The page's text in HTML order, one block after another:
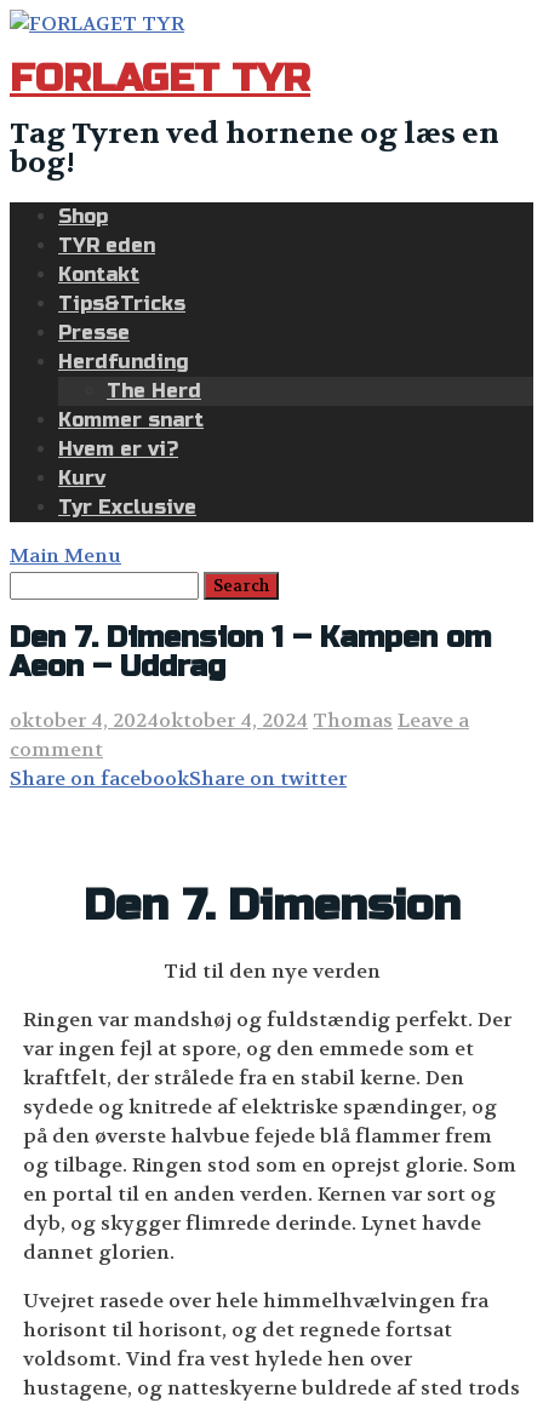
Skip
content
FORLAGET TYR
Tag Tyren ved hornene og læs en
bog!
Shop
TYR eden
Kontakt
Tips&Tricks
Presse
Herdfunding
The Herd
Kommer snart
Hvem er vi?
Kurv
Tyr Exclusive
Main Menu
Den 7. Dimension 1 – Kampen om
Aeon – Uddrag
oktober 4, 2024oktober 4, 2024 Thomas Leave a
comment
Share on facebookShare on twitter
Den 7. Dimension
Tid til den nye verden
Ringen var mandshøj og fuldstændig perfekt. Der
var ingen fejl at spore, og den emmede som et
kraftfelt, der strålede fra en stabil kerne. Den
sydede og knitrede af elektriske spændinger, og
på den øverste halvbue fejede blå flammer frem
og tilbage. Ringen stod som en oprejst glorie. Som
en portal til en anden verden. Kernen var sort og
dyb, og skygger flimrede derinde. Lynet havde
dannet glorien.
Uvejret rasede over hele himmelhvælvingen fra
horisont til horisont, og det regnede fortsat
voldsomt. Vind fra vest hylede hen over
hustagene, og natteskyerne buldrede af sted trods